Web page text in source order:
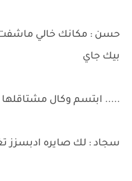
حسن : مكانك خالي
بيك جاي
..... ابتسم وكال مشتاقلها
سجاد : لك صايره ادبسزز